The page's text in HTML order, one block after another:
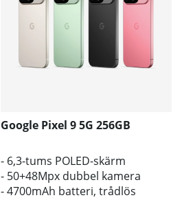
Google Pixel 9 5G 256GB
- 6,3-tums POLED-skärm
- 50+48Mpx dubbel kamera
- 4700mAh batteri, trådlös